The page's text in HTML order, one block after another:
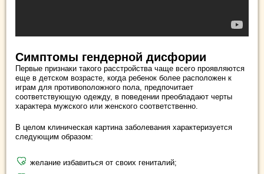
Симптомы гендерной дисфории
Первые признаки такого расстройства чаще всего проявляются
еще в детском возрасте, когда ребенок более расположен к
играм для противоположного пола, предпочитает
соответствующую одежду, в поведении преобладают черты
характера мужского или женского соответственно.
В целом клиническая картина заболевания характеризуется
следующим образом:
желание избавиться от своих гениталий;